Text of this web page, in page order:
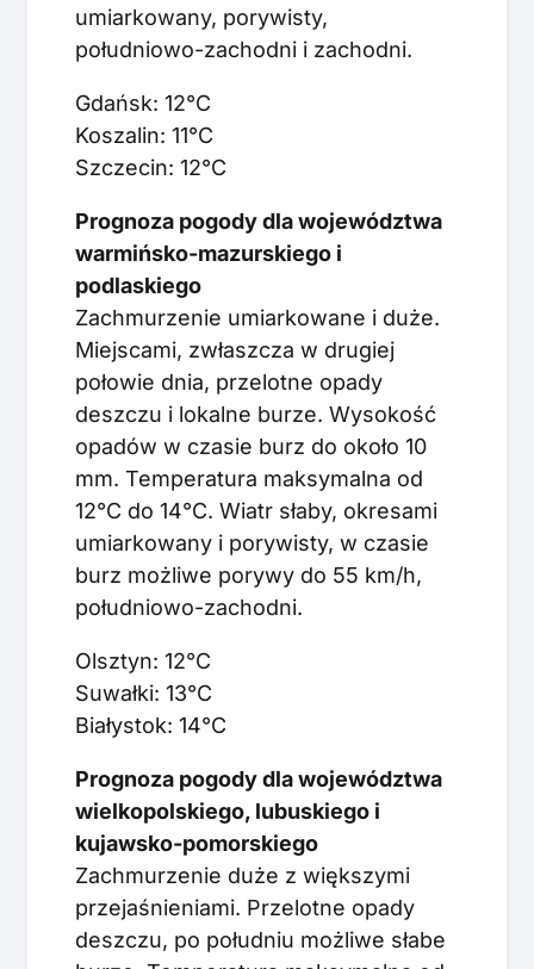
umiarkowany, porywisty,
południowo-zachodni i zachodni.
Gdańsk: 12°C
Koszalin: 11°C
Szczecin: 12°C
Prognoza pogody dla województwa
warmińsko-mazurskiego i
podlaskiego
Zachmurzenie umiarkowane i duże.
Miejscami, zwłaszcza w drugiej
połowie dnia, przelotne opady
deszczu i lokalne burze. Wysokość
opadów w czasie burz do około 10
mm. Temperatura maksymalna od
12°C do 14°C. Wiatr słaby, okresami
umiarkowany i porywisty, w czasie
burz możliwe porywy do 55 km/h,
południowo-zachodni.
Olsztyn: 12°C
Suwałki: 13°C
Białystok: 14°C
Prognoza pogody dla województwa
wielkopolskiego, lubuskiego i
kujawsko-pomorskiego
Zachmurzenie duże z większymi
przejaśnieniami. Przelotne opady
deszczu, po południu możliwe słabe